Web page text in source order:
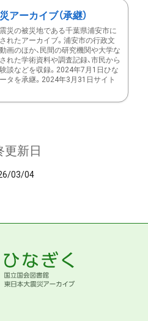
アーカイブ（承継）
災の被災地である千葉県浦安市に
れたアーカイブ。浦安市の行政文
動画のほか、民間の研究機関や大学な
れた学術資料や調査記録、市民から
談などを収録。2024年7月1日ひな
タを承継。2024年3月31日サイト
更新日
03/04